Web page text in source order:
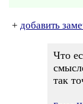
+ добавить
Что
так